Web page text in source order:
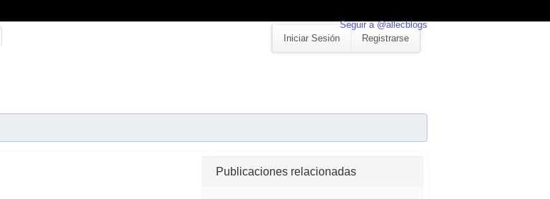
Seguir a @allecblogs
Iniciar Sesión
Registrarse
Publicaciones relacionadas